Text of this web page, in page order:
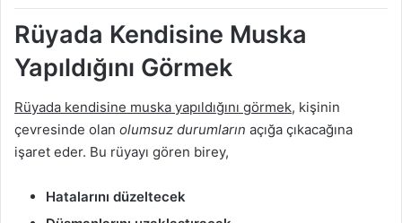
Rüyada Kendisine Muska
Yapıldığını Görmek
Rüyada kendisine muska yapıldığını görmek, kişinin
çevresinde olan olumsuz durumların açığa çıkacağına
işaret eder. Bu rüyayı gören birey,
Hatalarını düzeltecek